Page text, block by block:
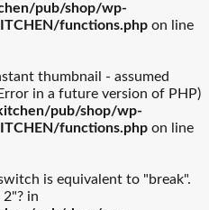
pub/shop/wp-
functions.php on line
thumbnail - assumed
in a future version of PHP)
pub/shop/wp-
functions.php on line
is equivalent to "break".
in
Arc International
EBM
お歳暮おすすめギフト
父の日おすすめギフト
ワイン・バー用品
ワイン・バー用品
人気ランキング
包丁・ハサミ人気
ランキング